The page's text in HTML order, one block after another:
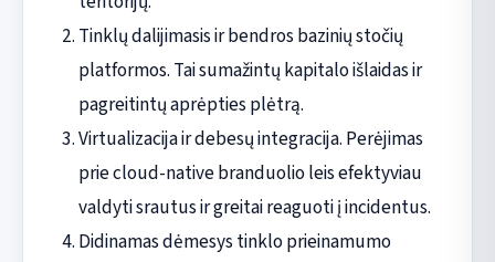
Tinklų dalijimasis ir bendros bazinių stočių
platformos. Tai sumažintų kapitalo išlaidas ir
pagreitintų aprėpties plėtrą.
Virtualizacija ir debesų integracija. Perėjimas
prie cloud-native branduolio leis efektyviau
valdyti srautus ir greitai reaguoti į incidentus.
Didinamas dėmesys tinklo prieinamumo